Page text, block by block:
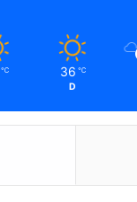
℃ 36 ℃
D